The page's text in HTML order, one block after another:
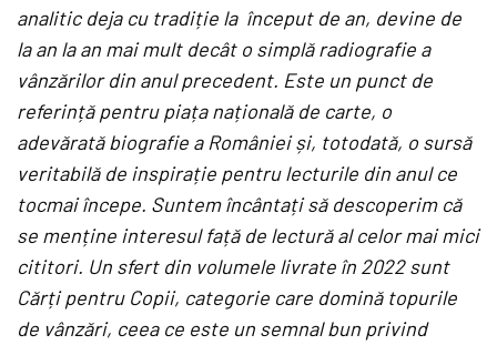
analitic deja cu tradiție la început de an, devine de
la an la an mai mult decât o simplă radiografie a
vânzărilor din anul precedent. Este un punct de
referință pentru piața națională de carte, o
adevărată biografie a României și, totodată, o sursă
veritabilă de inspirație pentru lecturile din anul ce
tocmai începe. Suntem încântați să descoperim că
se menține interesul față de lectură al celor mai mici
cititori. Un sfert din volumele livrate în 2022 sunt
Cărți pentru Copii, categorie care domină topurile
de vânzări, ceea ce este un semnal bun privind